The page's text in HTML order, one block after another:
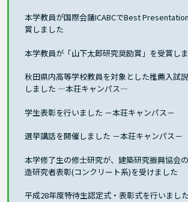
本学教員が国際会議ICABCでBest
賞しました
本学教員が「山下太郎研究奨励賞」を受賞し
秋田県内高等学校教員を対象とした推薦入試
しました ―本荘キャンパス―
学生表彰を行いました －本荘キャンパス－
選挙講話を開催しました －本荘キャンパス－
本学修了生の修士研究が、建築研究振興協会
造研究者表彰(コンクリート系)を受けました
平成28年度特待生認定式・表彰式を行いました